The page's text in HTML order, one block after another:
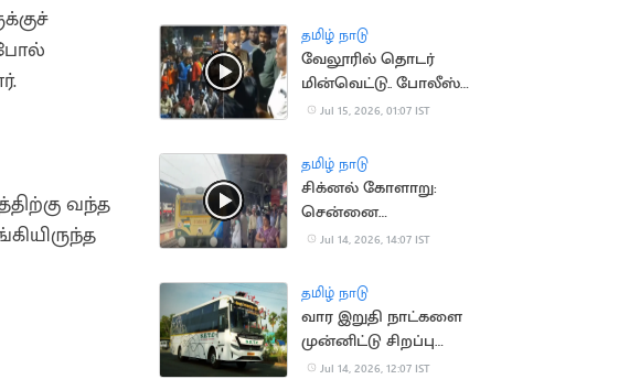
வந்த
தமிழ் நாடு
வேலூரில் தொடர்
மின்வெட்டு.. போலீஸ்
பேச்சால் சர்ச்சை
Jul 15, 2026, 01:07 IST
தமிழ் நாடு
சிக்னல் கோளாறு:
சென்னை
கடற்கரையில் புறநகர்
Jul 14, 2026, 14:07 IST
தமிழ் நாடு
வார இறுதி நாட்களை
முன்னிட்டு சிறப்பு
பேருந்துகள் இயக்கம்
Jul 14, 2026, 12:07 IST